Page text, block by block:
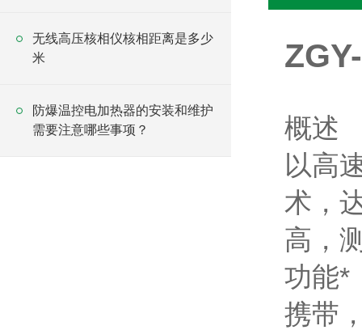
无线高压核相仪核相距离是多少
米
防爆温控电加热器的安装和维护
需要注意哪些事项？
概述
以高
术，
高，
功能*
携带